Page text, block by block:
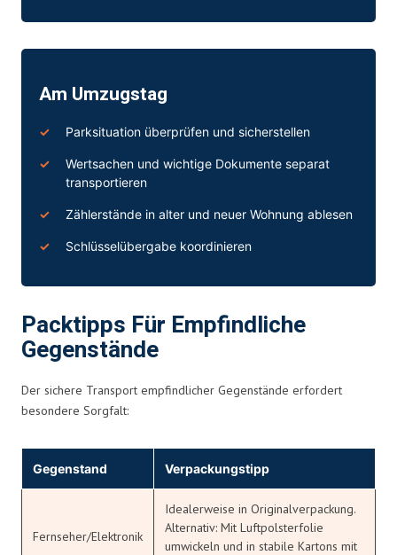
Am Umzugstag
Parksituation überprüfen und sicherstellen
Wertsachen und wichtige Dokumente separat
transportieren
Zählerstände in alter und neuer Wohnung ablesen
Schlüsselübergabe koordinieren
Packtipps Für Empfindliche
Gegenstände
Der sichere Transport empfindlicher Gegenstände erfordert
besondere Sorgfalt:
Gegenstand Verpackungstipp
Fernseher/Elektronik
Idealerweise in Originalverpackung.
Alternativ: Mit Luftpolsterfolie
umwickeln und in stabile Kartons mit